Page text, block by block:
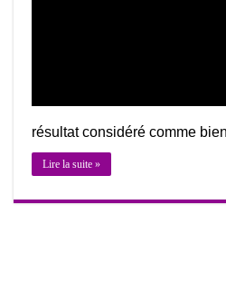
résultat considéré comme
Lire la suite »